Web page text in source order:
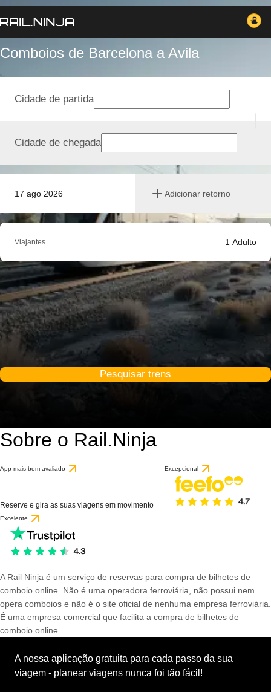
Comboios de Barcelona a Avila
17 ago 2026 Adicionar retorno
Cidade de partida
Cidade de chegada
Viajantes 1 Adulto
Pesquisar trens
Sobre o Rail.Ninja
App mais bem avaliado
Reserve e gira as suas viagens em movimento
Excepcional
Excelente
A Rail Ninja é um serviço de reservas para compra de bilhetes de
comboio online. Não é uma operadora ferroviária, não possui nem
opera comboios e não é o site oficial de nenhuma empresa ferroviária.
É uma empresa comercial que facilita a compra de bilhetes de
comboio online.
A nossa aplicação gratuita para cada passo da sua
viagem - planear viagens nunca foi tão fácil!